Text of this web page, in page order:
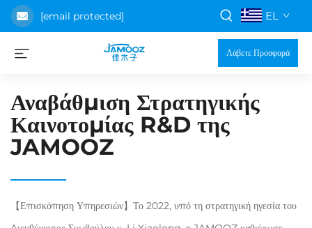
[email protected] EL
Λάβετε Προσφορά
Αναβάθμιση Στρατηγικής
Καινοτομίας R&D της
JAMOOZ
【Επισκόπηση Υπηρεσιών】Το 2022, υπό τη στρατηγική ηγεσία του